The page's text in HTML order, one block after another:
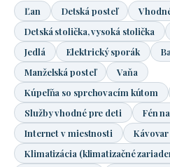
Ľan Detská posteľ
Detská stolička, vysoká stolička
Jedlá
Elektrický sporák
Manželská posteľ
Vaňa
Kúpeľňa so sprchovacím kútom
Služby vhodné pre deti
Fén
Internet v miestnosti
Klimatizácia (klimatizačné